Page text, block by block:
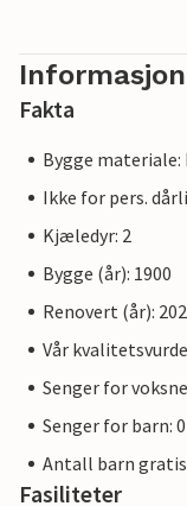
Fakta
Bygge
Ikke for pers.
Kjæledyr: 2
Bygge (år): 1900
Renovert (år):
Vår
Senger for
Senger for barn: 0
Antall barn
Fasiliteter